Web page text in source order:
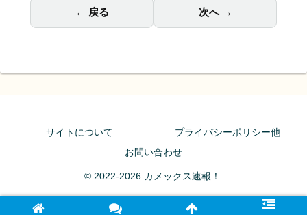
← 戻る 次へ →
サイトについて
プライバシーポリシー他
お問い合わせ
© 2022-2026 カメックス速報！.